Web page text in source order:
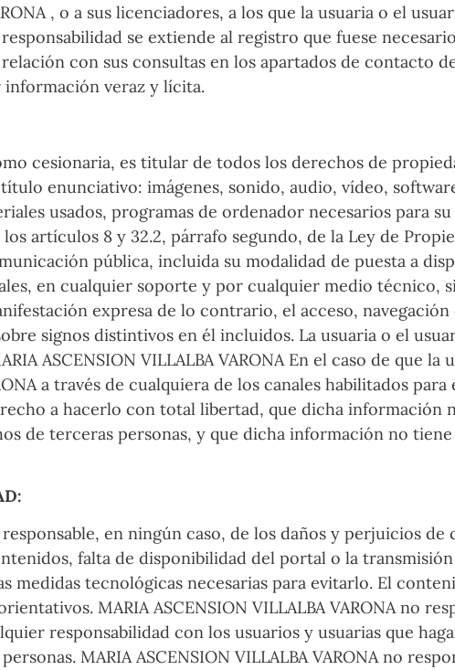
, o a sus licenciadores, a los que la usuaria o el
se extiende al registro que fuese
con sus consultas en los apartados de contacto
información veraz y lícita.
cesionaria, es titular de todos los derechos de
enunciativo: imágenes, sonido, audio, vídeo,
usados, programas de ordenador necesarios para
artículos 8 y 32.2, párrafo segundo, de la Ley de
pública, incluida su modalidad de puesta a
en cualquier soporte y por cualquier medio técnico,
expresa de lo contrario, el acceso,
signos distintivos en él incluidos. La usuaria o el
ASCENSION VILLALBA VARONA En el caso de que
a través de cualquiera de los canales habilitados
a hacerlo con total libertad, que dicha
de terceras personas, y que dicha información no
responsable, en ningún caso, de los daños y perjuicios
falta de disponibilidad del portal o la
medidas tecnológicas necesarias para evitarlo. El
MARIA ASCENSION VILLALBA VARONA no
responsabilidad con los usuarios y usuarias que
MARIA ASCENSION VILLALBA VARONA no